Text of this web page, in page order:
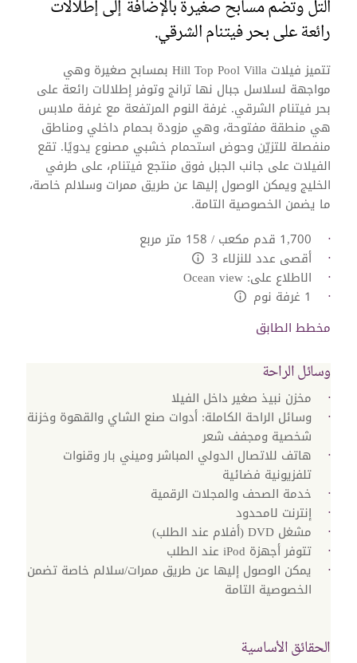
التل وتضم مسابح صغيرة بالإضافة إلى إطلالات
رائعة على بحر فيتنام الشرقي.
تتميز فيلات Hill Top Pool Villa بمسابح صغيرة وهي
مواجهة لسلاسل جبال نها ترانج وتوفر إطلالات رائعة على
بحر فيتنام الشرقي. غرفة النوم المرتفعة مع غرفة ملابس
هي منطقة مفتوحة، وهي مزودة بحمام داخلي ومناطق
منفصلة للتزيّن وحوض استحمام خشبي مصنوع يدويًا. تقع
الفيلات على جانب الجبل فوق منتجع فيتنام، على طرفي
الخليج ويمكن الوصول إليها عن طريق ممرات وسلالم خاصة،
ما يضمن الخصوصية التامة.
1,700 قدم مكعب / 158 متر مربع
أقصى عدد للنزلاء 3
الاطلاع على: Ocean view
1 غرفة نوم
مخطط الطابق
وسائل الراحة
مخزن نبيذ صغير داخل الفيلا
وسائل الراحة الكاملة: أدوات صنع الشاي والقهوة وخزنة
شخصية ومجفف شعر
هاتف للاتصال الدولي المباشر وميني بار وقنوات
تلفزيونية فضائية
خدمة الصحف والمجلات الرقمية
إنترنت لامحدود
مشغل DVD (أفلام عند الطلب)
تتوفر أجهزة iPod عند الطلب
يمكن الوصول إليها عن طريق ممرات/سلالم خاصة تضمن
الخصوصية التامة
الحقائق الأساسية